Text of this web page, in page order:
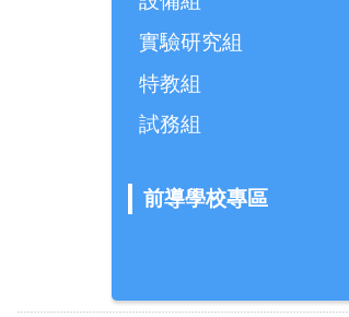
實驗研究組
特教組
試務組
前導學校專區